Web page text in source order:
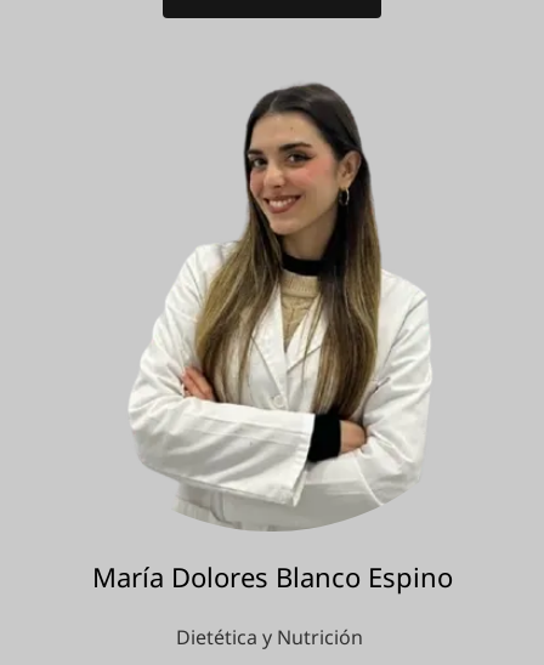
María Dolores Blanco Espino
Dietética y Nutrición